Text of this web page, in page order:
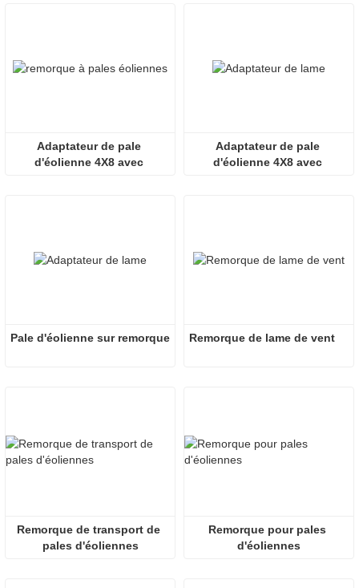
Adaptateur de pale
d'éolienne 4X8 avec
Adaptateur de pale
d'éolienne 4X8 avec
Pale d'éolienne sur remorque Remorque de lame de vent
Remorque de transport de
pales d'éoliennes
Remorque pour pales
d'éoliennes